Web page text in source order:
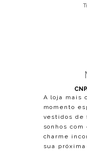
A loja mais
momento
vestidos de
sonhos
charme
sua